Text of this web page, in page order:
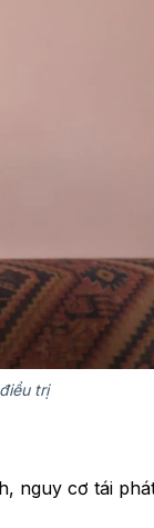
trị
nguy cơ tái